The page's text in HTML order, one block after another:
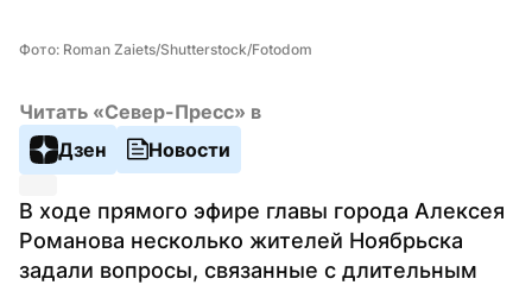
Фото: Roman Zaiets/Shutterstock/Fotodom
Читать «Север-Пресс» в
Дзен
Новости
В ходе прямого эфире главы города Алексея
Романова несколько жителей Ноябрьска
задали вопросы, связанные с длительным